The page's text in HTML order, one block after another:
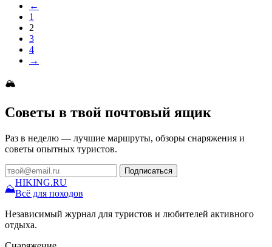
←
1
2
3
4
→
🏔
Советы в твой почтовый ящик
Раз в неделю — лучшие маршруты, обзоры снаряжения и
советы опытных туристов.
Подписаться
⛰
HIKING.RU
Всё для походов
Независимый журнал для туристов и любителей активного
отдыха.